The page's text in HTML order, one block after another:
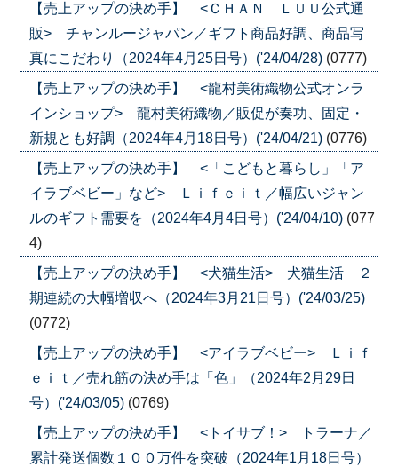
【売上アップの決め手】 <ＣＨＡＮ ＬＵＵ公式通
販> チャンルージャパン／ギフト商品好調、商品写
真にこだわり（2024年4月25日号）('24/04/28) (0777)
【売上アップの決め手】 <龍村美術織物公式オンラ
インショップ> 龍村美術織物／販促が奏功、固定・
新規とも好調（2024年4月18日号）('24/04/21) (0776)
【売上アップの決め手】 <「こどもと暮らし」「ア
イラブベビー」など> Ｌｉｆｅｉｔ／幅広いジャン
ルのギフト需要を（2024年4月4日号）('24/04/10) (077
4)
【売上アップの決め手】 <犬猫生活> 犬猫生活 ２
期連続の大幅増収へ（2024年3月21日号）('24/03/25)
(0772)
【売上アップの決め手】 <アイラブベビー> Ｌｉｆ
ｅｉｔ／売れ筋の決め手は「色」（2024年2月29日
号）('24/03/05) (0769)
【売上アップの決め手】 <トイサブ！> トラーナ／
累計発送個数１００万件を突破（2024年1月18日号）